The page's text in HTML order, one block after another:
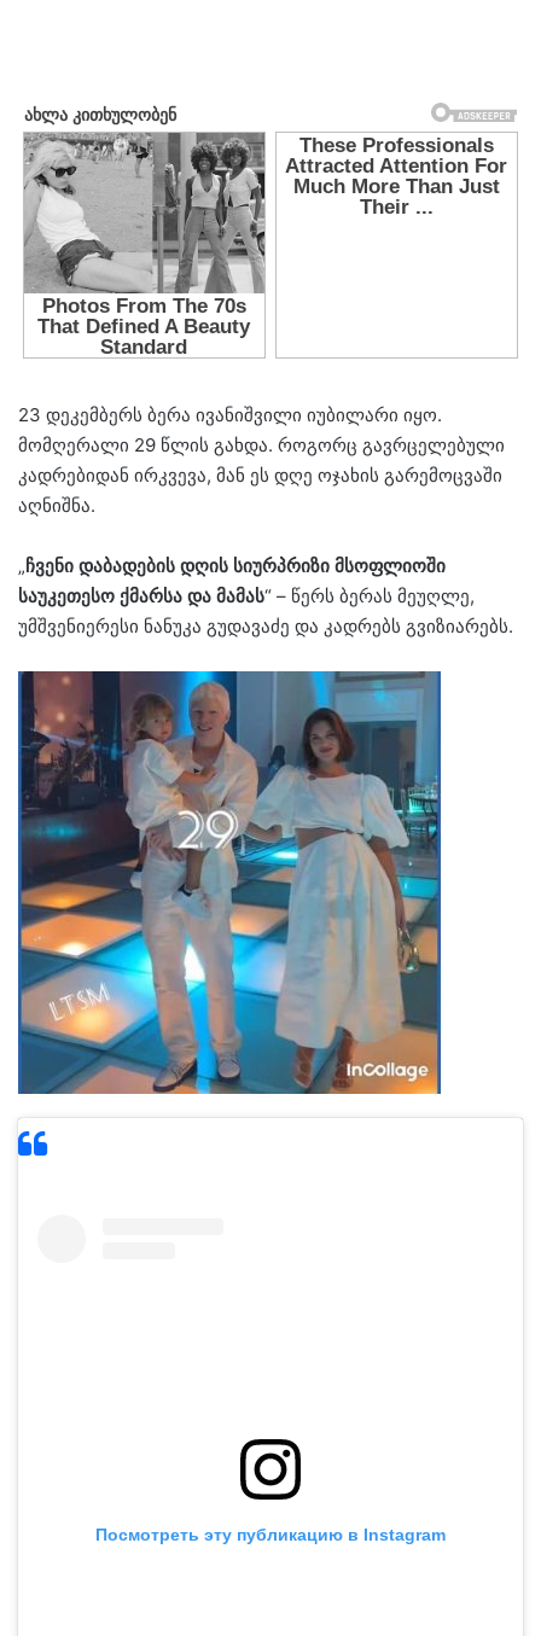
23 დეკემბერს ბერა ივანიშვილი იუბილარი იყო.
მომღერალი 29 წლის გახდა. როგორც გავრცელებული
კადრებიდან ირკვევა, მან ეს დღე ოჯახის გარემოცვაში
აღნიშნა.
„ჩვენი დაბადების დღის სიურპრიზი მსოფლიოში
საუკეთესო ქმარსა და მამას“ – წერს ბერას მეუღლე,
უმშვენიერესი ნანუკა გუდავაძე და კადრებს გვიზიარებს.
Посмотреть эту публикацию в Instagram